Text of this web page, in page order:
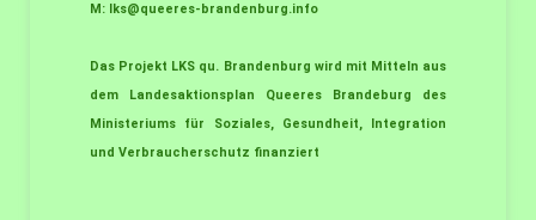
M:
lks@queeres-brandenburg.info
Das Projekt LKS qu. Brandenburg wird mit Mitteln aus
dem Landesaktionsplan Queeres Brandeburg des
Ministeriums für Soziales, Gesundheit, Integration
und Verbraucherschutz finanziert